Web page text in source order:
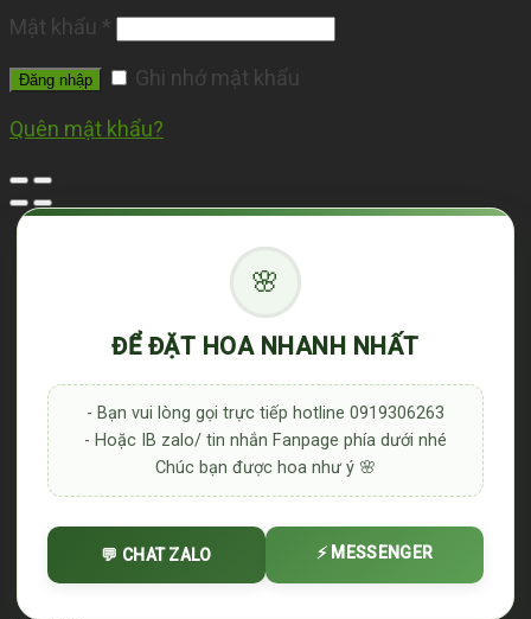
Mật khẩu *
Đăng nhập Ghi nhớ mật khẩu
Quên mật khẩu?
🌸
ĐỂ ĐẶT HOA NHANH NHẤT
- Bạn vui lòng gọi trực tiếp hotline 0919306263
- Hoặc IB zalo/ tin nhắn Fanpage phía dưới nhé
Chúc bạn được hoa như ý 🌸
💬 CHAT ZALO ⚡ MESSENGER